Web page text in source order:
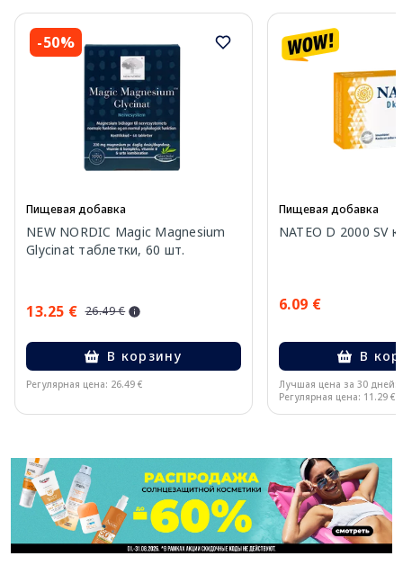
-50%
Пищевая добавка
NEW NORDIC Magic Magnesium
Glycinat таблетки, 60 шт.
13.25 € 26.49 €
В корзину
Регулярная цена: 26.49 €
Пищевая добавка
NATEO D 2000 SV
6.09 €
В
Лучшая цена за 30 дней:
Регулярная цена: 11.29 €